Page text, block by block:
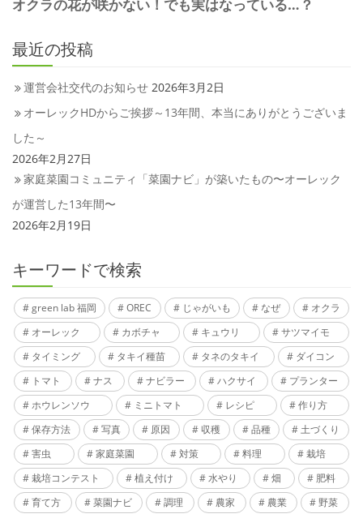
最近の投稿
運営会社交代のお知らせ 2026年3月2日
オーレックHDからご挨拶～13年間、本当にありがとうございま
した～
2026年2月27日
家庭菜園コミュニティ「菜園ナビ」が築いたもの〜オーレック
が運営した13年間〜
2026年2月19日
キーワードで検索
green lab 福岡 OREC じゃがいも なぜ
オクラ
オーレック
カボチャ キュウリ
サツマイモ
タイミング
タキイ種苗 タネのタキイ
ダイコン
トマト
ナス ナビラー ハクサイ
プランター
ホウレンソウ
ミニトマト レシピ
作り方
保存方法
写真 原因 収穫 品種
土づくり
害虫
家庭菜園 対策 料理
栽培
栽培コンテスト
植え付け 水やり 畑
肥料
育て方
菜園ナビ 調理 農家 農業
野菜